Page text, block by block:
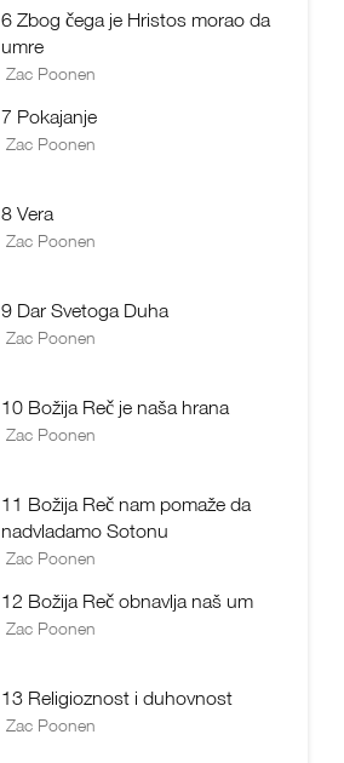
6 Zbog čega je Hristos morao da
umre
Zac Poonen
7 Pokajanje
Zac Poonen
8 Vera
Zac Poonen
9 Dar Svetoga Duha
Zac Poonen
10 Božija Reč je naša hrana
Zac Poonen
11 Božija Reč nam pomaže da
nadvladamo Sotonu
Zac Poonen
12 Božija Reč obnavlja naš um
Zac Poonen
13 Religioznost i duhovnost
Zac Poonen